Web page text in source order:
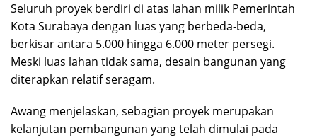
Seluruh proyek berdiri di atas lahan milik Pemerintah
Kota Surabaya dengan luas yang berbeda-beda,
berkisar antara 5.000 hingga 6.000 meter persegi.
Meski luas lahan tidak sama, desain bangunan yang
diterapkan relatif seragam.
Awang menjelaskan, sebagian proyek merupakan
kelanjutan pembangunan yang telah dimulai pada